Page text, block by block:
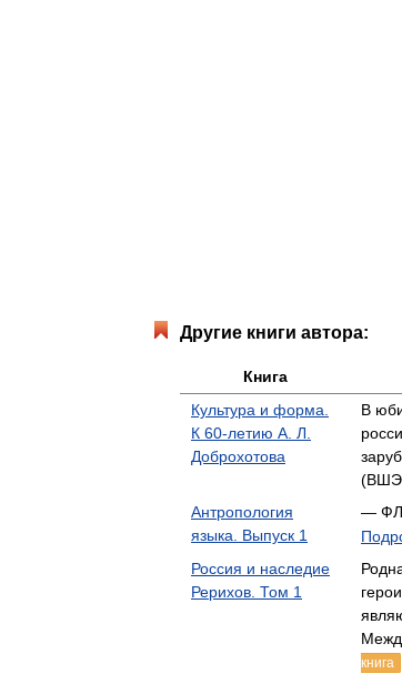
Другие книги автора:
Книга
Культура и форма.
К 60-летию А. Л.
Доброхотова
В
Антропология
языка. Выпуск 1
—
Россия и наследие
Рерихов. Том 1
книга